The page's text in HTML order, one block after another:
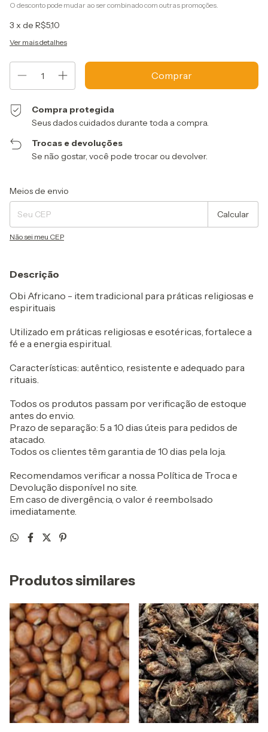
O desconto pode mudar ao ser combinado com outras promoções.
3 x de R$5,10
Ver mais detalhes
Compra protegida
Seus dados cuidados durante toda a compra.
Trocas e devoluções
Se não gostar, você pode trocar ou devolver.
Entregas para o CEP:
Meios de envio
Calcular
Não sei meu CEP
Descrição
Obi Africano - item tradicional para práticas religiosas e
espirituais
Utilizado em práticas religiosas e esotéricas, fortalece a
fé e a energia espiritual.
Características: autêntico, resistente e adequado para
rituais.
Todos os produtos passam por verificação de estoque
antes do envio.
Prazo de separação: 5 a 10 dias úteis para pedidos de
atacado.
Todos os clientes têm garantia de 10 dias pela loja.
Recomendamos verificar a nossa Política de Troca e
Devolução disponível no site.
Em caso de divergência, o valor é reembolsado
imediatamente.
Produtos similares